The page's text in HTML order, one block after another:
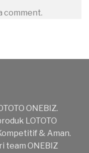
comment.
ONEBIZ.
LOTOTO
& Aman.
team ONEBIZ